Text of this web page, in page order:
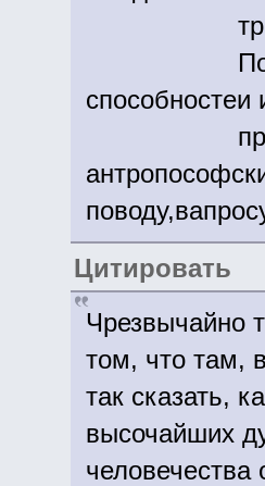
Понятно
способностеи
прос
Цитировать
Чрезвычайно
том, что там,
так сказать,
высочайших
человечества